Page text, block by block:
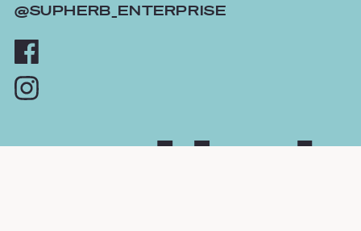
@SUPHERB_ENTERPRISE